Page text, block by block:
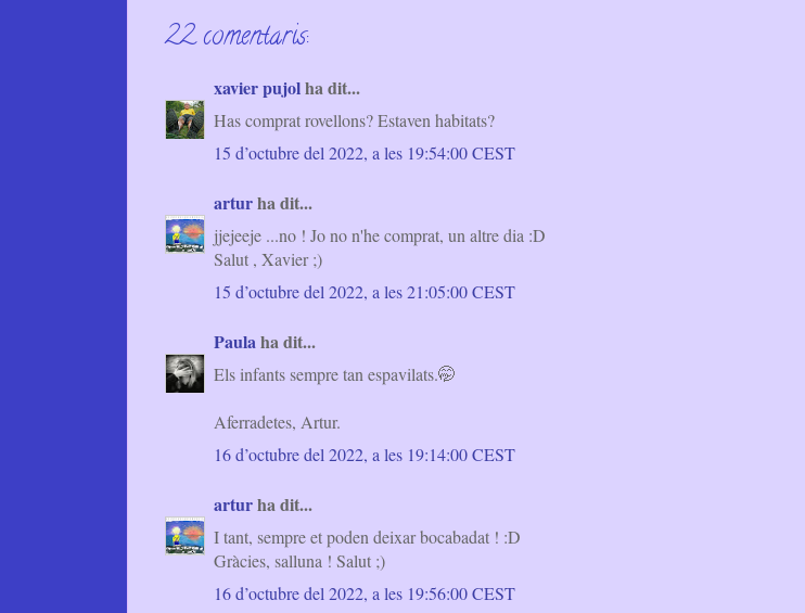
22 comentaris:
xavier pujolha dit...
Has comprat rovellons? Estaven habitats?
15 d’octubre del 2022, a les 19:54:00 CEST
arturha dit...
jjejeeje ...no ! Jo no n'he comprat, un altre dia :D
Salut , Xavier ;)
15 d’octubre del 2022, a les 21:05:00 CEST
Paulaha dit...
Els infants sempre tan espavilats.🤭
Aferradetes, Artur.
16 d’octubre del 2022, a les 19:14:00 CEST
arturha dit...
I tant, sempre et poden deixar bocabadat ! :D
Gràcies, salluna ! Salut ;)
16 d’octubre del 2022, a les 19:56:00 CEST